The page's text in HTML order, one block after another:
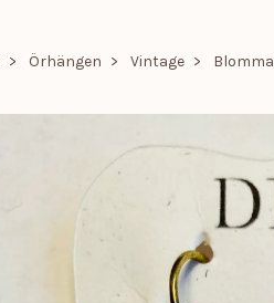
Örhängen Vintage Blomma